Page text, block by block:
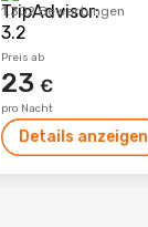
1.302 Bewertungen
Preis ab
23 €
pro Nacht
Details anzeigen